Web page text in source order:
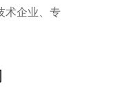
术企业、专